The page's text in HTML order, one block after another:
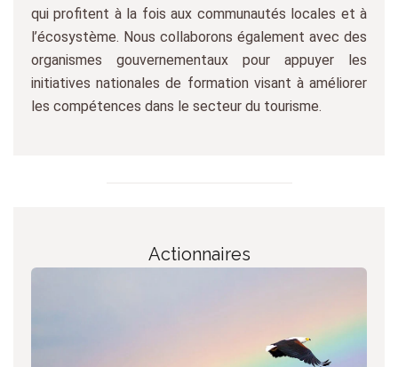
qui profitent à la fois aux communautés locales et à
l’écosystème. Nous collaborons également avec des
organismes gouvernementaux pour appuyer les
initiatives nationales de formation visant à améliorer
les compétences dans le secteur du tourisme.
Actionnaires